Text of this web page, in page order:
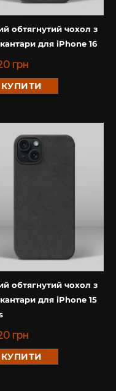
обтягнутий чохол з
для iPhone 16
грн
КУПИТИ
обтягнутий чохол з
для iPhone 15
грн
КУПИТИ